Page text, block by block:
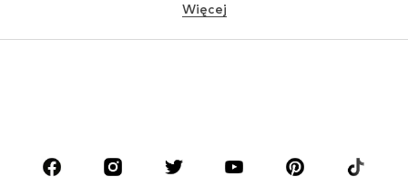
MARKI
Więcej